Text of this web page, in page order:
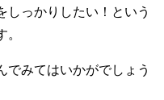
しっかりしたい！という
でみてはいかがでしょう